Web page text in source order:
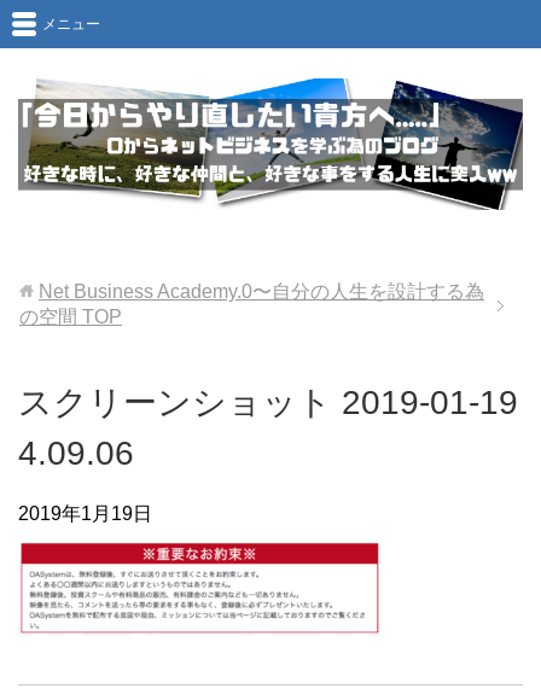
メニュー
Net Business Academy.0〜自分の人生を設計する為
の空間 TOP
スクリーンショット 2019-01-19
4.09.06
2019年1月19日